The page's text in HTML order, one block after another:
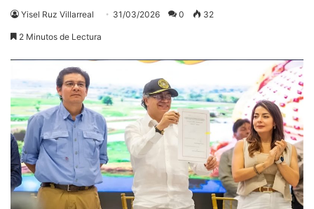
Yisel Ruz Villarreal 31/03/2026 0 32
2 Minutos de Lectura